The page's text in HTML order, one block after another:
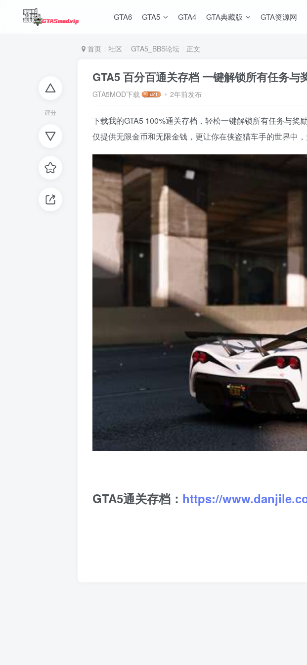
GTA6 GTA5 GTA4 GTA典藏版 GTA资源网
评分
首页 社区 GTA5_BBS论坛 正文
GTA5 百分百通关存档 一键解锁所有任务与
GTA5MOD下载 2年前发布
下载我的GTA5 100%通关存档，轻松一键解锁所有任务与
仅提供无限金币和无限金钱，更让你在侠盗猎车手的世界中
GTA5通关存档： https://